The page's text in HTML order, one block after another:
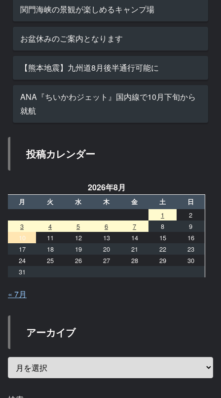
関門海峡の景観が楽しめるキャンプ場
お盆休みのご案内となります
【熊本地震】九州道8月後半通行可能に
ANA『ちいかわジェット』国内線で10月下旬から
就航
投稿カレンダー
2026年8月
月 火 水 木 金 土 日
1
2
3
4 5 6 7 8
9
10
11 12 13 14 15
16
17
18 19 20 21 22
23
24
25 26 27 28 29
30
31
« 7月
アーカイブ